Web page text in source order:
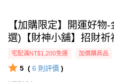
【加購限定】開運好物
選)【財神小舖】招財祈
宅配滿NT$1,200免運 加價購商品
5 ( 6 則評價 )